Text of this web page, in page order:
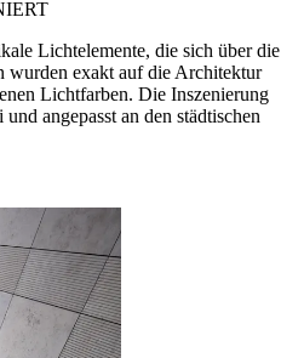
Lichtelemente, die sich über die
wurden exakt auf die Architektur
Lichtfarben. Die Inszenierung
angepasst an den städtischen